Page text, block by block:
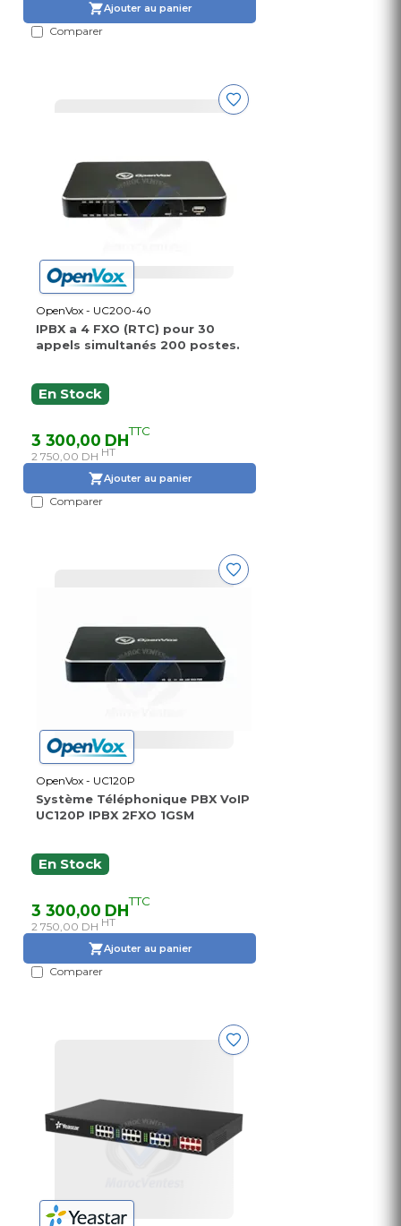
Ajouter au panier
Comparer
OpenVox - UC200-40
IPBX a 4 FXO (RTC) pour 30
appels simultanés 200 postes.
En Stock
3 300,00 DHTTC
2 750,00 DH HT
Ajouter au panier
Comparer
OpenVox - UC120P
Système Téléphonique PBX VoIP
UC120P IPBX 2FXO 1GSM
En Stock
3 300,00 DHTTC
2 750,00 DH HT
Ajouter au panier
Comparer